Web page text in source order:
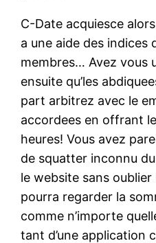
C-Date acquiesce
a une aide des indices
membres… Avez vous
ensuite qu’les
part arbitrez avec le
accordees en offrant
heures! Vous avez
de squatter inconnu
le website sans
pourra regarder la
comme n’importe
tant d’une application